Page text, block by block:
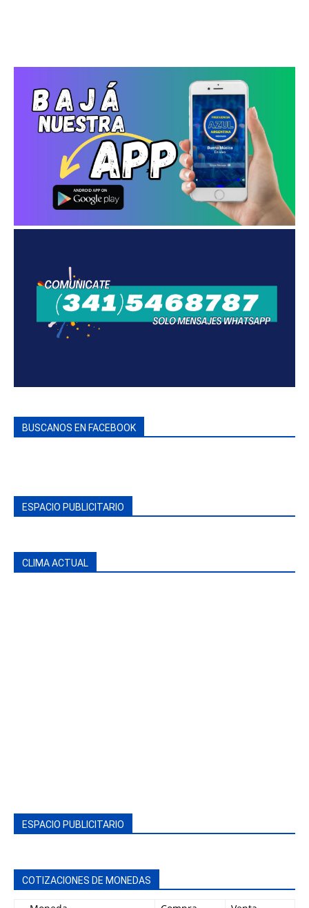
BUSCANOS EN FACEBOOK
ESPACIO PUBLICITARIO
CLIMA ACTUAL
ESPACIO PUBLICITARIO
COTIZACIONES DE MONEDAS